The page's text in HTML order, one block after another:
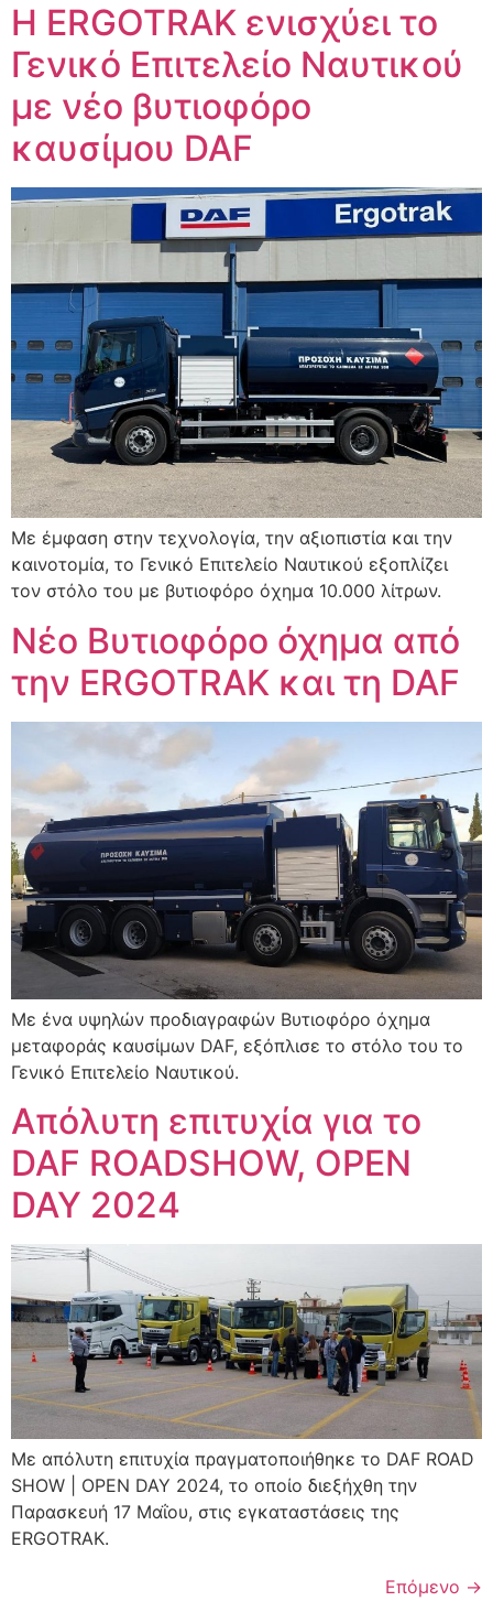
Η ERGOTRAK ενισχύει το
Γενικό Επιτελείο Ναυτικού
με νέο βυτιοφόρο
καυσίμου DAF
Με έμφαση στην τεχνολογία, την αξιοπιστία και την
καινοτομία, το Γενικό Επιτελείο Ναυτικού εξοπλίζει
τον στόλο του με βυτιοφόρο όχημα 10.000 λίτρων.
Νέο Βυτιοφόρο όχημα από
την ERGOTRAK και τη DAF
Με ένα υψηλών προδιαγραφών Βυτιοφόρο όχημα
μεταφοράς καυσίμων DAF, εξόπλισε το στόλο του το
Γενικό Επιτελείο Ναυτικού.
Απόλυτη επιτυχία για το
DAF ROADSHOW, OPEN
DAY 2024
Με απόλυτη επιτυχία πραγματοποιήθηκε το DAF ROAD
SHOW | OPEN DAY 2024, το οποίο διεξήχθη την
Παρασκευή 17 Μαΐου, στις εγκαταστάσεις της
ERGOTRAK.
Επόμενο →